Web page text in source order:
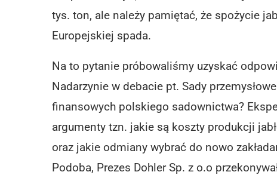
tys. ton, ale należy pamiętać, że spożycie
Europejskiej spada.
Na to pytanie próbowaliśmy uzyskać
Nadarzynie w debacie pt. Sady
finansowych polskiego sadownictwa?
argumenty tzn. jakie są koszty produkcji
oraz jakie odmiany wybrać do nowo
Podoba, Prezes Dohler Sp. z o.o